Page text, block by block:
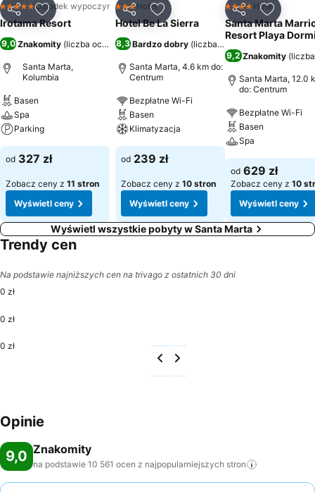
UdostępnijDodaj do ulubionych
5 KategoriaOśrodek wypoczynkowy
Irotama Resort
9,0 Znakomity (liczba ocen: 10 561)
Santa Marta,
Kolumbia
Basen
Spa
Parking
od 327 zł
Zobacz ceny z 11 stron
Wyświetl ceny
UdostępnijDodaj do ulubionych
3 Kategoria
Hotel
Hotel Be La Sierra
8,3Bardzo dobry (liczba ocen: 4441
Santa Marta, 4.6 km do:
Centrum
Bezpłatne Wi-Fi
Basen
Klimatyzacja
od 239 zł
Zobacz ceny z 10 stron
Wyświetl ceny
UdostępnijDodaj
4 Kategoria
Hotel
Santa Marta
Resort Playa
9,2 Znakomity (
Santa Marta, 12.0
do: Centrum
Bezpłatne Wi-Fi
Basen
Spa
od 629 zł
Zobacz ceny z 10
Wyświetl ceny
Wyświetl wszystkie pobyty w Santa Marta
Trendy cen
Na podstawie najniższych cen na trivago z ostatnich 30 dni
0 zł
0 zł
0 zł
Opinie
9,0 Znakomity
na podstawie 10 561 ocen z najpopularniejszych stron